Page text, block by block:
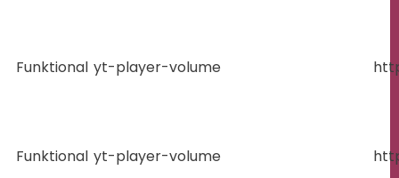
Funktional yt-player-volume
Funktional yt-player-volume